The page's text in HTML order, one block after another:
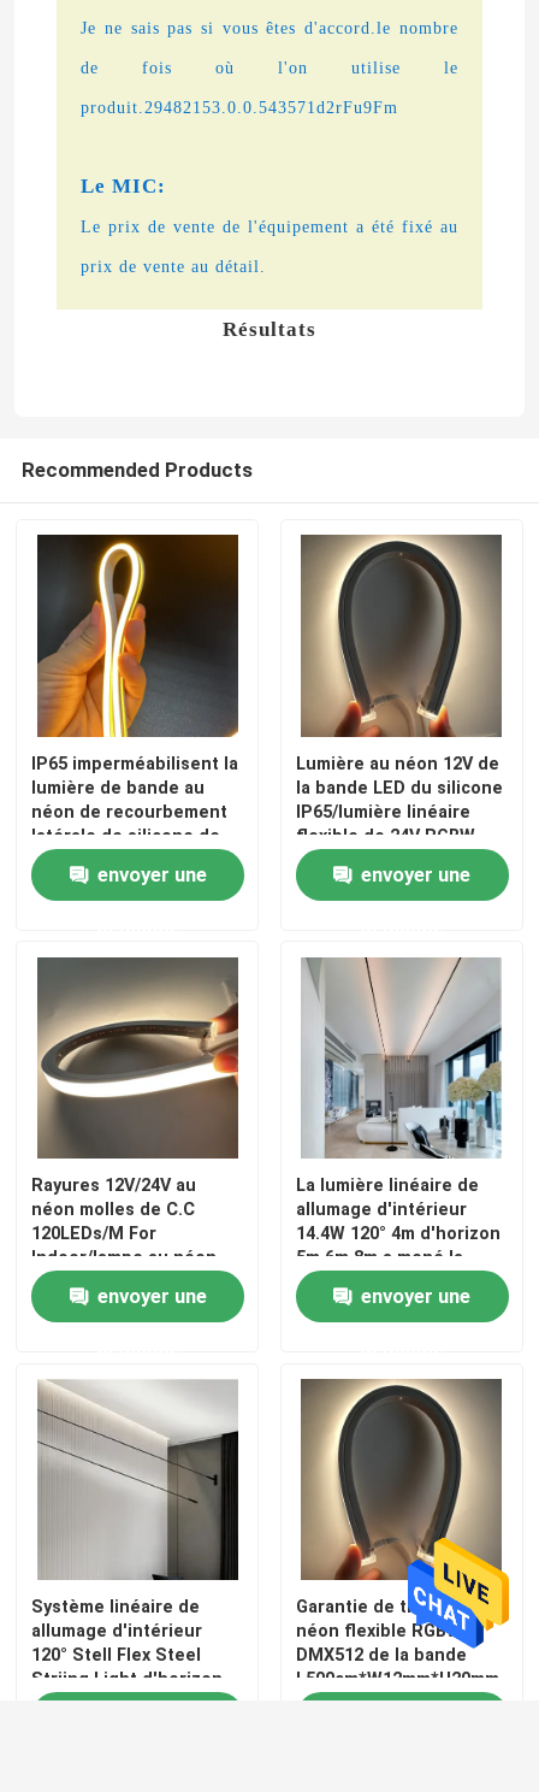
Je ne sais pas si vous êtes d'accord.le nombre
de fois où l'on utilise le
produit.29482153.0.0.543571d2rFu9Fm
Le MIC:
Le prix de vente de l'équipement a été fixé au
prix de vente au détail.
Résultats
Recommended Products
IP65 imperméabilisent la
lumière de bande au
néon de recourbement
latérale de silicone de
24V 0410 LED
d'intérieur/extérieure
envoyer une
Lumière au néon 12V de
la bande LED du silicone
IP65/lumière linéaire
flexible de 24V RGBW
DMX512 12W
envoyer une
Rayures 12V/24V au
néon molles de C.C
120LEDs/M For
Indoor/lampe au néon
extérieure du silicone
24V de LEDenvoyer une
La lumière linéaire de
allumage d'intérieur
14.4W 120° 4m d'horizon
5m 6m 8m a mené la
lumière de ficelle de
câble
envoyer une
Système linéaire de
allumage d'intérieur
120° Stell Flex Steel
Striing Light d'horizon
Garantie de trois ans au
néon flexible RGBW
DMX512 de la bande
L500cm*W12mm*H20mm
120LEDs/M